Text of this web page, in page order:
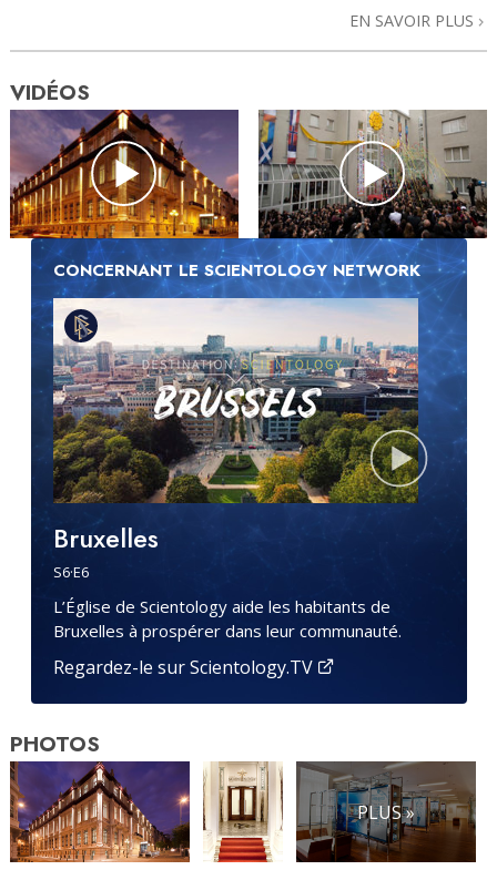
EN SAVOIR PLUS
VIDÉOS
CONCERNANT LE SCIENTOLOGY NETWORK
Bruxelles
S6·E6
L’Église de Scientology aide les habitants de
Bruxelles à prospérer dans leur communauté.
Regardez-le sur Scientology.TV
PHOTOS
PLUS »